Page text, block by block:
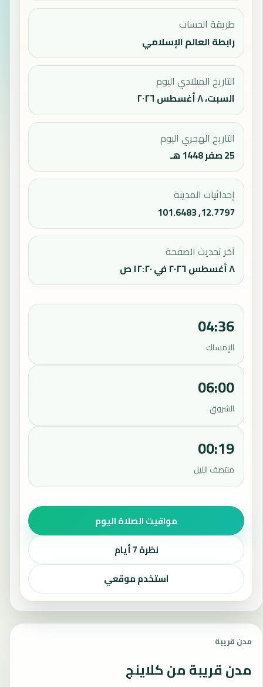
طريقة الحساب
رابطة العالم الإسلامي
التاريخ الميلادي اليوم
السبت، ٨ أغسطس ٢٠٢٦
التاريخ الهجري اليوم
25 صفر 1448 هـ
إحداثيات المدينة
12.7797, 101.6483
آخر تحديث الصفحة
٨ أغسطس ٢٠٢٦ في ١٢:٢٠ ص
04:36
الإمساك
06:00
الشروق
00:19
منتصف الليل
مواقيت الصلاة اليوم
نظرة 7 أيام
استخدم موقعي
مدن قريبة
مدن قريبة من كلاينج